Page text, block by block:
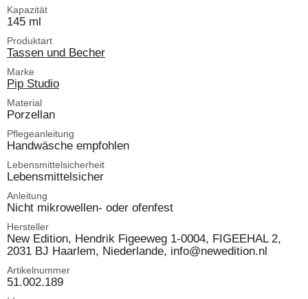
Kapazität
145 ml
Produktart
Tassen und Becher
Marke
Pip Studio
Material
Porzellan
Pflegeanleitung
Handwäsche empfohlen
Lebensmittelsicherheit
Lebensmittelsicher
Anleitung
Nicht mikrowellen- oder ofenfest
Hersteller
New Edition, Hendrik Figeeweg 1-0004, FIGEEHAL 2,
2031 BJ Haarlem, Niederlande, info@newedition.nl
Artikelnummer
51.002.189